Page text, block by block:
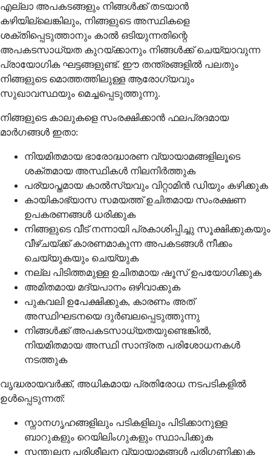
എല്ലാ അപകടങ്ങളും നിങ്ങള്‍ക്ക് തടയാന്‍
കഴിയില്ലെങ്കിലും, നിങ്ങളുടെ അസ്ഥികളെ
ശക്തിപ്പെടുത്താനും കാല്‍ ഒടിയുന്നതിന്റെ
അപകടസാധ്യത കുറയ്ക്കാനും നിങ്ങള്‍ക്ക് ചെയ്യാവുന്ന
പ്രായോഗിക ഘട്ടങ്ങളുണ്ട്. ഈ തന്ത്രങ്ങളില്‍ പലതും
നിങ്ങളുടെ മൊത്തത്തിലുള്ള ആരോഗ്യവും
സുഖാവസ്ഥയും മെച്ചപ്പെടുത്തുന്നു.
നിങ്ങളുടെ കാലുകളെ സംരക്ഷിക്കാന്‍ ഫലപ്രദമായ
മാര്‍ഗങ്ങള്‍ ഇതാ:
നിയമിതമായ ഭാരോദ്ധാരണ വ്യായാമങ്ങളിലൂടെ
ശക്തമായ അസ്ഥികൾ നിലനിർത്തുക
പര്യാപ്തമായ കാൽസ്യവും വിറ്റാമിൻ ഡിയും കഴിക്കുക
കായികാഭ്യാസ സമയത്ത് ഉചിതമായ സംരക്ഷണ
ഉപകരണങ്ങൾ ധരിക്കുക
നിങ്ങളുടെ വീട് നന്നായി പ്രകാശിപ്പിച്ചു സൂക്ഷിക്കുകയും
വീഴ്ചയ്ക്ക് കാരണമാകുന്ന അപകടങ്ങൾ നീക്കം
ചെയ്യുകയും ചെയ്യുക
നല്ല പിടിത്തമുള്ള ഉചിതമായ ഷൂസ് ഉപയോഗിക്കുക
അമിതമായ മദ്യപാനം ഒഴിവാക്കുക
പുകവലി ഉപേക്ഷിക്കുക, കാരണം അത്
അസ്ഥിഘടനയെ ദുർബലപ്പെടുത്തുന്നു
നിങ്ങൾക്ക് അപകടസാധ്യതയുണ്ടെങ്കിൽ,
നിയമിതമായ അസ്ഥി സാന്ദ്രത പരിശോധനകൾ
നടത്തുക
വൃദ്ധരായവർക്ക്, അധികമായ പ്രതിരോധ നടപടികളിൽ
ഉൾപ്പെടുന്നത്:
സ്നാനഗൃഹങ്ങളിലും പടികളിലും പിടിക്കാനുള്ള
ബാറുകളും റെയിലിംഗുകളും സ്ഥാപിക്കുക
സന്തുലന പരിശീലന വ്യായാമങ്ങൾ പരിഗണിക്കുക